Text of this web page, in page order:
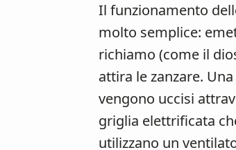
Il funzionamento
molto semplice:
richiamo (come il
attira le zanzare.
vengono uccisi
griglia elettrificata
utilizzano un